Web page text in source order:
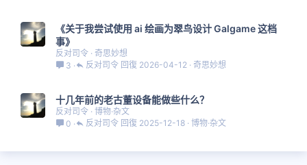
《关于我尝试使用 ai 绘画为翠鸟设计 Galgame 这档
事》
反对司令 奇思妙想
3
奇思妙想
2026-04-12
反对司令
十几年前的老古董设备能做些什么？
反对司令 博物·杂文
0
博物·杂文
2025-12-18
反对司令